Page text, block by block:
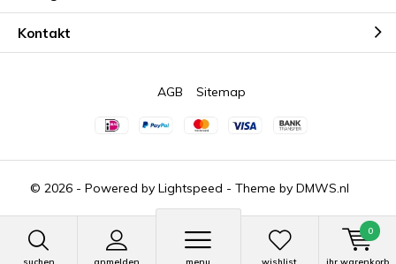
0
Kontakt
© 2026 - Powered by Lightspeed - Theme by DMWS.nl
AGB Sitemap